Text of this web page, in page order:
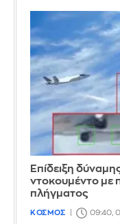
Επίδειξη
ντοκουμέντο με
πλήγματος
ΚΟΣΜΟΣ 09:40,